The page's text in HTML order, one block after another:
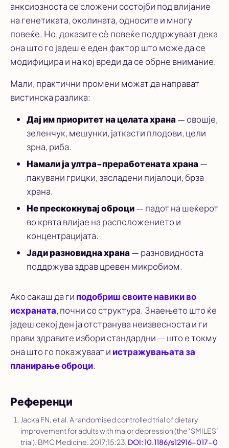
анксиозноста се сложени состојби под влијание
на генетиката, околината, односите и многу
повеќе. Но, доказите сè повеќе поддржуваат дека
она што го јадеш е еден фактор што може да се
модифицира и на кој вреди да се обрне внимание.
Мали, практични промени можат да направат
вистинска разлика:
Дај им приоритет на целата храна — овошје,
зеленчук, мешунки, јаткасти плодови, цели
зрна, риба.
Намали ја ултра-преработената храна —
пакувани грицки, засладени пијалоци, брза
храна.
Не прескокнувај оброци— падот на шеќерот
во крвта влијае на расположението и
концентрацијата.
Јади разновидна храна — разновидноста
поддржува здрав цревен микробиом.
Ако сакаш да ги подобриш своите навики во
исхраната, почни со структура. Знаењето што ќе
јадеш секој ден ја отстранува неизвесноста и ги
прави здравите избори стандардни — што е токму
она што го покажуваат и истражувањата за
планирање оброци.
Референци
Jacka FN, et al. A randomised controlled trial of dietary
improvement for adults with major depression (the ‘SMILES’
trial). BMC Medicine. 2017;15:23. DOI: 10.1186/s12916-017-0